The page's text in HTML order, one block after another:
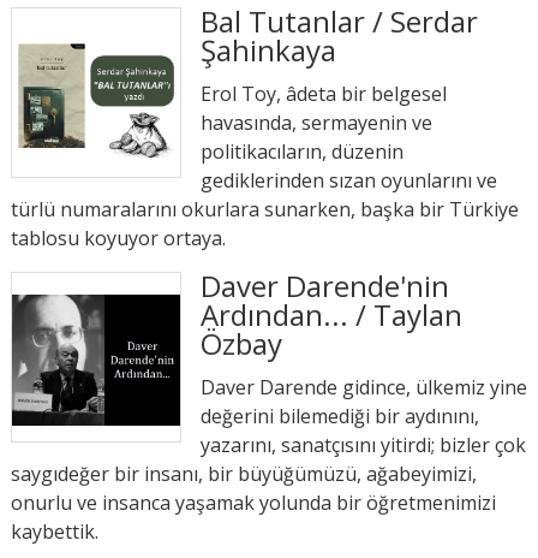
Bal Tutanlar / Serdar
Şahinkaya
Erol Toy, âdeta bir belgesel
havasında, sermayenin ve
politikacıların, düzenin
gediklerinden sızan oyunlarını ve
türlü numaralarını okurlara sunarken, başka bir Türkiye
tablosu koyuyor ortaya.
Daver Darende'nin
Ardından... / Taylan
Özbay
Daver Darende gidince, ülkemiz yine
değerini bilemediği bir aydınını,
yazarını, sanatçısını yitirdi; bizler çok
saygıdeğer bir insanı, bir büyüğümüzü, ağabeyimizi,
onurlu ve insanca yaşamak yolunda bir öğretmenimizi
kaybettik.